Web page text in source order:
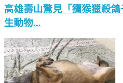
高雄壽山驚見「獼猴獵殺
生動物...